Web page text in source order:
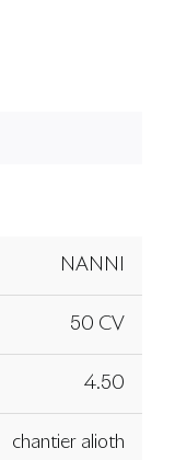
NANNI
50 CV
4.50
chantier alioth